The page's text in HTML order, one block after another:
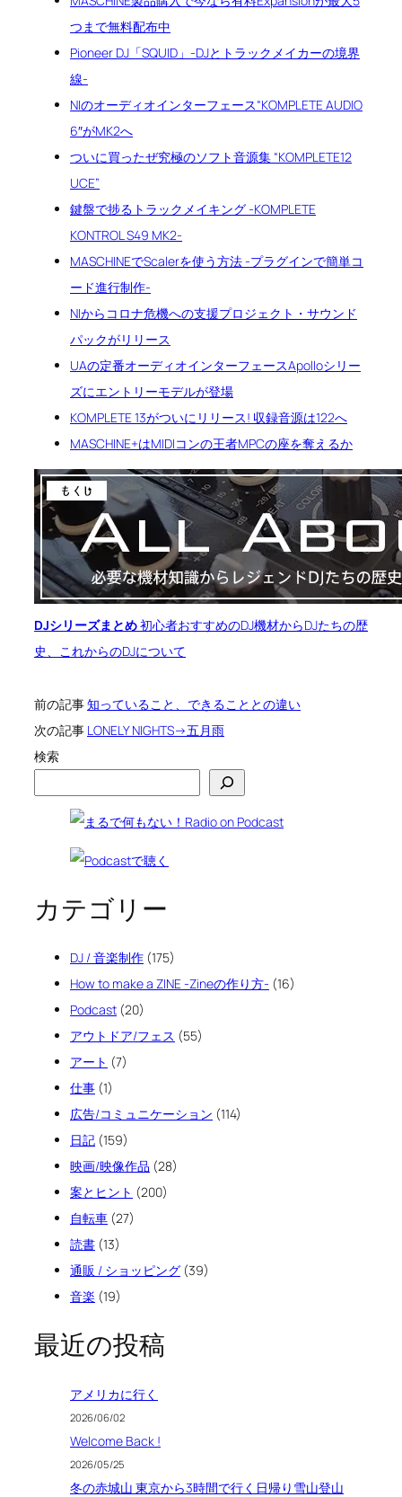
つまで無料配布中
Pioneer DJ「SQUID」-DJとトラックメイカーの境界
線-
NIのオーディオインターフェース“KOMPLETE AUDIO
6″がMK2へ
ついに買ったぜ究極のソフト音源集 “KOMPLETE12
UCE”
鍵盤で捗るトラックメイキング -KOMPLETE
KONTROL S49 MK2-
MASCHINEでScalerを使う方法 -プラグインで簡単コ
ード進行制作-
NIからコロナ危機への支援プロジェクト・サウンド
パックがリリース
UAの定番オーディオインターフェースApolloシリー
ズにエントリーモデルが登場
KOMPLETE 13がついにリリース! 収録音源は122へ
MASCHINE+はMIDIコンの王者MPCの座を奪えるか
関
連
ま
と
め
ペ
ー
ジ
DJシリーズまとめ初心者おすすめのDJ機材からDJたちの歴
史、これからのDJについて
前の記事知っていること、できることとの違い
次の記事 LONELY NIGHTS→五月雨
検索
カテゴリー
DJ / 音楽制作 (175)
How to make a ZINE -Zineの作り方- (16)
Podcast (20)
アウトドア/フェス (55)
アート (7)
仕事 (1)
広告/コミュニケーション (114)
日記 (159)
映画/映像作品 (28)
案とヒント (200)
自転車 (27)
読書 (13)
通販 / ショッピング (39)
音楽 (19)
最近の投稿
アメリカに行く
2026/06/02
Welcome Back !
2026/05/25
冬の赤城山 東京から3時間で行く日帰り雪山登山